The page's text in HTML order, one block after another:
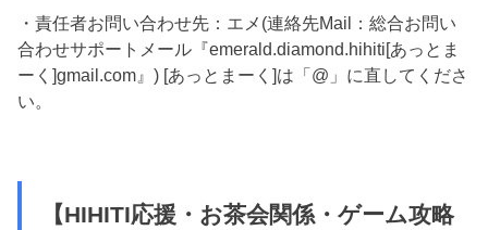
・責任者お問い合わせ先：エメ(連絡先Mail：総合お問い
合わせサポートメール『emerald.diamond.hihiti[あっとま
ーく]gmail.com』) [あっとまーく]は「@」に直してくださ
い。
【HIHITI応援・お茶会関係・ゲーム攻略